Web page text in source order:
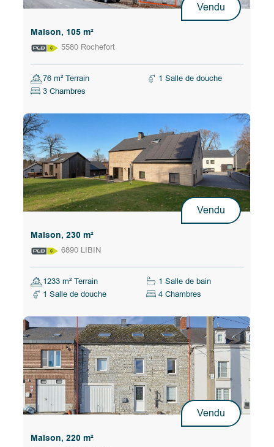
Vendu
Maison, 105 m²
5580 Rochefort
76 m² Terrain
1 Salle de douche
3 Chambres
Vendu
Maison, 230 m²
6890 LIBIN
1233 m² Terrain
1 Salle de bain
1 Salle de douche
4 Chambres
Vendu
Maison, 220 m²